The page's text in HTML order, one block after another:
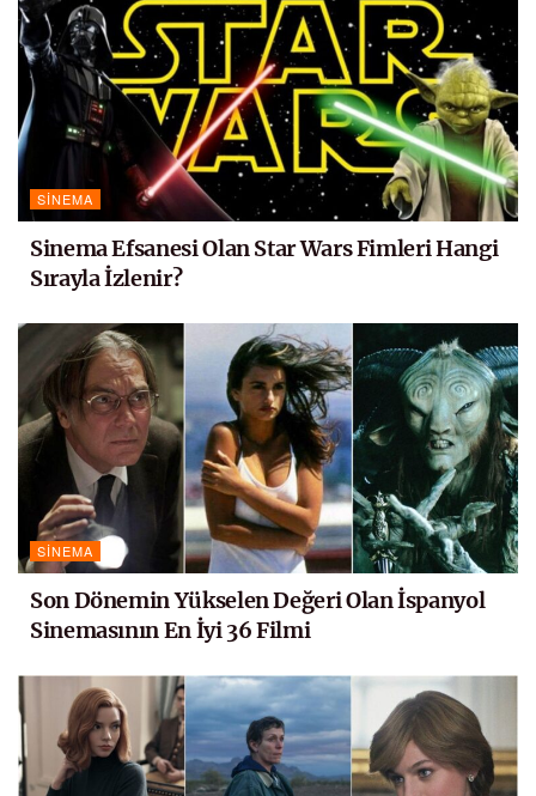
SINEMA
Sinema Efsanesi Olan Star Wars Fimleri Hangi
Sırayla İzlenir?
SINEMA
Son Dönemin Yükselen Değeri Olan İspanyol
Sinemasının En İyi 36 Filmi